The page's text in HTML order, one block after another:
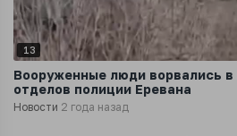
13
Вооруженные люди ворвались в
отделов полиции Еревана
Новости 2 года назад